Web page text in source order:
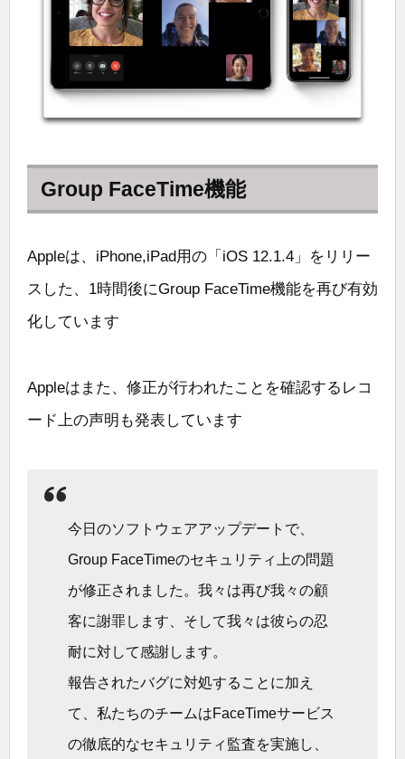
Group FaceTime機能
Appleは、iPhone,iPad用の「iOS 12.1.4」をリリー
スした、1時間後にGroup FaceTime機能を再び有効
化しています
Appleはまた、修正が行われたことを確認するレコ
ード上の声明も発表しています
今日のソフトウェアアップデートで、
Group FaceTimeのセキュリティ上の問題
が修正されました。我々は再び我々の顧
客に謝罪します、そして我々は彼らの忍
耐に対して感謝します。
報告されたバグに対処することに加え
て、私たちのチームはFaceTimeサービス
の徹底的なセキュリティ監査を実施し、